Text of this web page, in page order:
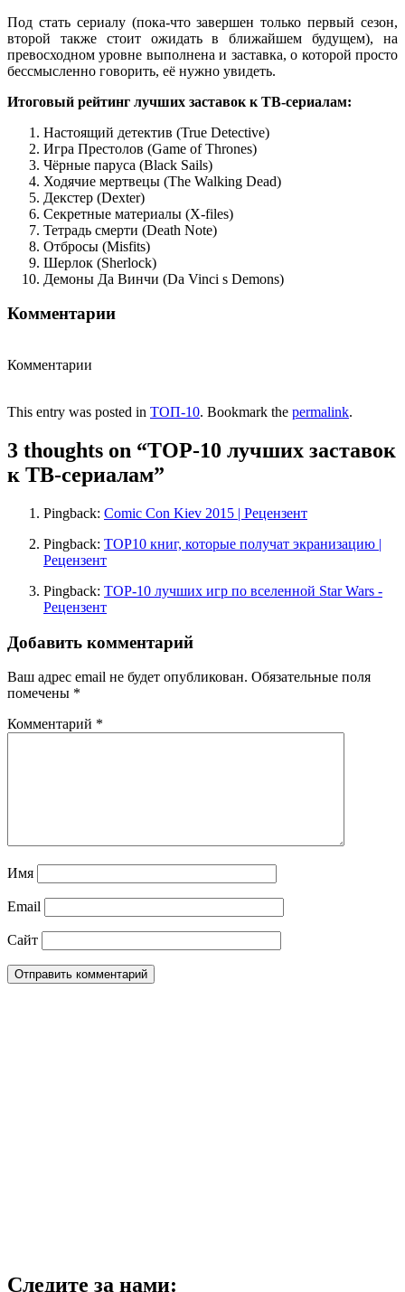
Под стать сериалу (пока-что завершен только первый сезон,
второй также стоит ожидать в ближайшем будущем), на
превосходном уровне выполнена и заставка, о которой просто
бессмысленно говорить, её нужно увидеть.
Итоговый рейтинг лучших заставок к ТВ-сериалам:
Настоящий детектив (True Detective)
Игра Престолов (Game of Thrones)
Чёрные паруса (Black Sails)
Ходячие мертвецы (The Walking Dead)
Декстер (Dexter)
Секретные материалы (X-files)
Тетрадь смерти (Death Note)
Отбросы (Misfits)
Шерлок (Sherlock)
Демоны Да Винчи (Da Vinci s Demons)
Комментарии
Комментарии
This entry was posted in ТОП-10. Bookmark the permalink.
3 thoughts on “TOP-10 лучших заставок
к ТВ-сериалам”
Pingback: Comic Con Kiev 2015 | Рецензент
Pingback: ТОР10 книг, которые получат экранизацию |
Рецензент
Pingback: TOP-10 лучших игр по вселенной Star Wars -
Рецензент
Добавить комментарий
Ваш адрес email не будет опубликован. Обязательные поля
помечены *
Комментарий *
Имя
Email
Сайт
Следите за нами: